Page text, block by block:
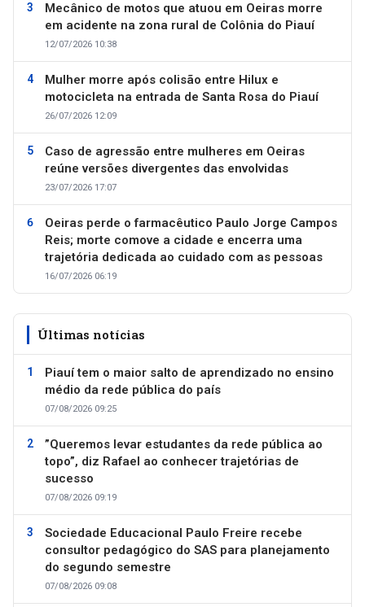
Mecânico de motos que atuou em Oeiras morre
em acidente na zona rural de Colônia do Piauí
12/07/2026 10:38
Mulher morre após colisão entre Hilux e
motocicleta na entrada de Santa Rosa do Piauí
26/07/2026 12:09
Caso de agressão entre mulheres em Oeiras
reúne versões divergentes das envolvidas
23/07/2026 17:07
Oeiras perde o farmacêutico Paulo Jorge Campos
Reis; morte comove a cidade e encerra uma
trajetória dedicada ao cuidado com as pessoas
16/07/2026 06:19
Últimas notícias
Piauí tem o maior salto de aprendizado no ensino
médio da rede pública do país
07/08/2026 09:25
”Queremos levar estudantes da rede pública ao
topo”, diz Rafael ao conhecer trajetórias de
sucesso
07/08/2026 09:19
Sociedade Educacional Paulo Freire recebe
consultor pedagógico do SAS para planejamento
do segundo semestre
07/08/2026 09:08